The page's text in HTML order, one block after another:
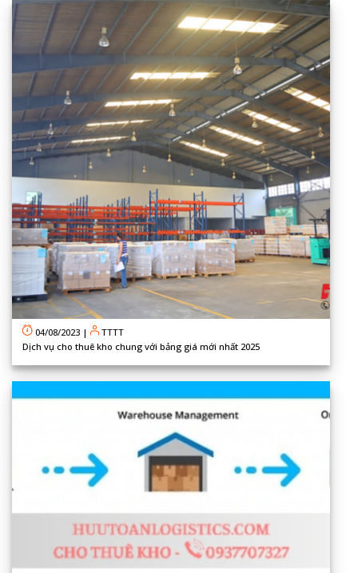
04/08/2023 |
TTTT
Dịch vụ cho thuê kho chung với bảng giá mới nhất 2025